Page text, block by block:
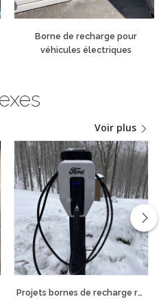
Borne de recharge pour
véhicules électriques
Voir plus
Projets bornes de recharge résidentiels